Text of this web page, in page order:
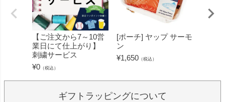
【ご注文から7～10営
業日にて仕上がり】
刺繍サービス
¥0 （税込）
[ポーチ] ヤップ サーモ
ン
¥1,650 （税込）
ギフトラッピングについて